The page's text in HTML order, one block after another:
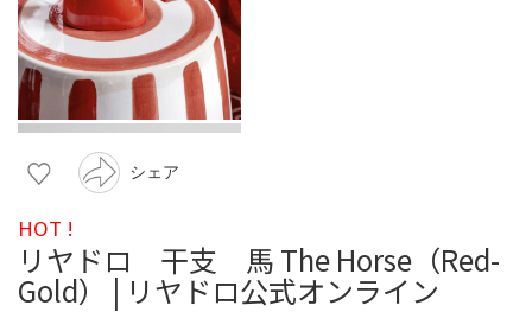
シェア
HOT !
リヤドロ 干支 馬 The Horse（Red-
Gold） | リヤドロ公式オンライン